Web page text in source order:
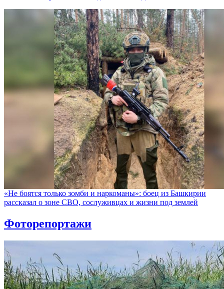
«Не боятся только зомби и наркоманы»: боец из Башкирии
рассказал о зоне СВО, сослуживцах и жизни под землей
Фоторепортажи